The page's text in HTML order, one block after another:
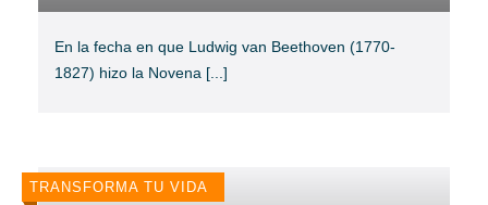
En la fecha en que Ludwig van Beethoven (1770-
1827) hizo la Novena [...]
TRANSFORMA TU VIDA